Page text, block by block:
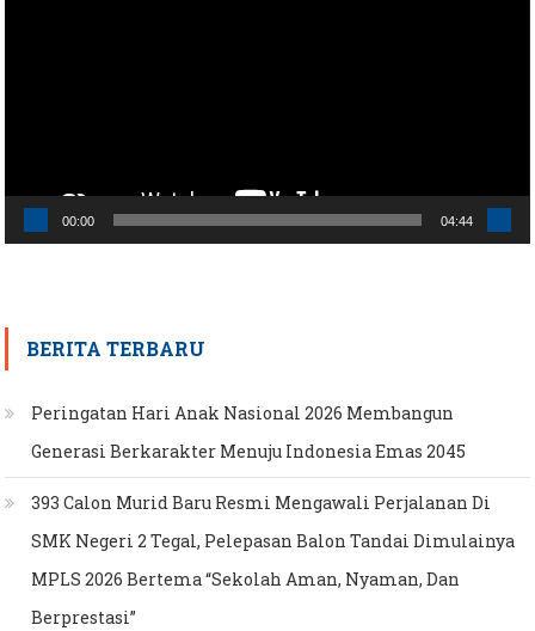
00:00 04:44
BERITA TERBARU
Peringatan Hari Anak Nasional 2026 Membangun
Generasi Berkarakter Menuju Indonesia Emas 2045
393 Calon Murid Baru Resmi Mengawali Perjalanan Di
SMK Negeri 2 Tegal, Pelepasan Balon Tandai Dimulainya
MPLS 2026 Bertema “Sekolah Aman, Nyaman, Dan
Berprestasi”